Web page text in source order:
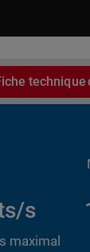
technique
s
maximal